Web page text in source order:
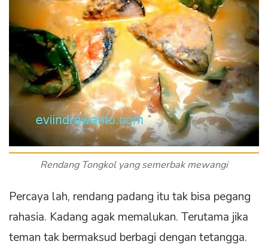
Rendang Tongkol yang semerbak mewangi
Percaya lah, rendang padang itu tak bisa pegang
rahasia. Kadang agak memalukan. Terutama jika
teman tak bermaksud berbagi dengan tetangga.